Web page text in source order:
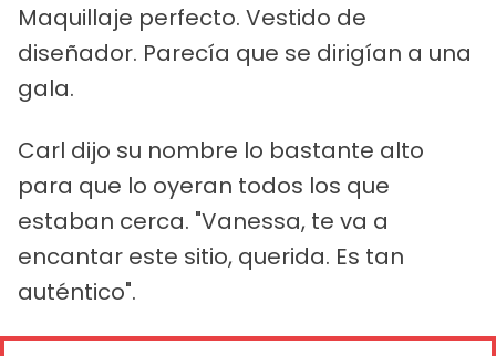
Maquillaje perfecto. Vestido de
diseñador. Parecía que se dirigían a una
gala.
Carl dijo su nombre lo bastante alto
para que lo oyeran todos los que
estaban cerca. "Vanessa, te va a
encantar este sitio, querida. Es tan
auténtico".